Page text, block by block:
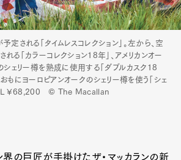
定される「タイムレスコレクション」。左から、空
る「カラーコレクション18年」、アメリカンオー
シェリー樽を熟成に使用する「ダブルカスク18
にヨーロピアンオークのシェリー樽を使う「シェ
¥68,200 © The Macallan
界の巨匠が手掛けたザ・マッカランの新